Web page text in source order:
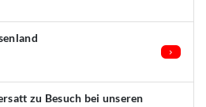
zu Besuch bei unseren